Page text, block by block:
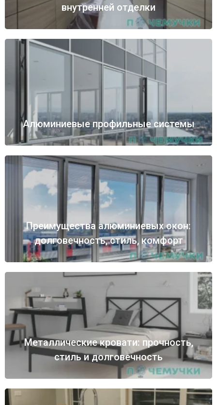
внутренней отделки
Алюминиевые профильные системы
Преимущества алюминиевых окон:
долговечность, стиль, комфорт
Металлические кровати: прочность,
стиль и долговечность